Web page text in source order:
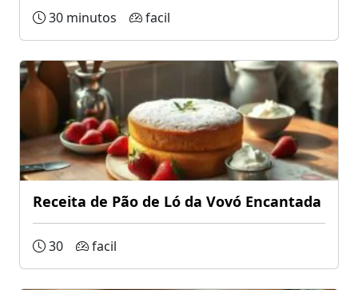
30 minutos facil
Receita de Pão de Ló da Vovó Encantada
30 facil